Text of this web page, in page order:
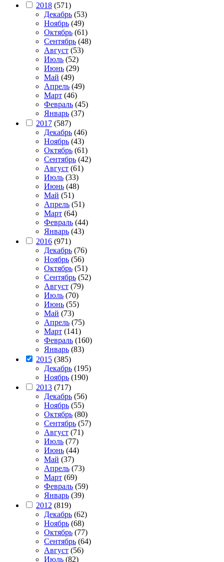
2018 (571)
Декабрь (53)
Ноябрь (49)
Октябрь (61)
Сентябрь (48)
Август (53)
Июль (52)
Июнь (29)
Май (49)
Апрель (49)
Март (46)
Февраль (45)
Январь (37)
2017 (587)
Декабрь (46)
Ноябрь (43)
Октябрь (61)
Сентябрь (42)
Август (61)
Июль (33)
Июнь (48)
Май (51)
Апрель (51)
Март (64)
Февраль (44)
Январь (43)
2016 (971)
Декабрь (76)
Ноябрь (56)
Октябрь (51)
Сентябрь (52)
Август (79)
Июль (70)
Июнь (55)
Май (73)
Апрель (75)
Март (141)
Февраль (160)
Январь (83)
2015 (385)
Декабрь (195)
Ноябрь (190)
2013 (717)
Декабрь (56)
Ноябрь (55)
Октябрь (80)
Сентябрь (57)
Август (71)
Июль (77)
Июнь (44)
Май (37)
Апрель (73)
Март (69)
Февраль (59)
Январь (39)
2012 (819)
Декабрь (62)
Ноябрь (68)
Октябрь (77)
Сентябрь (64)
Август (56)
Июль (82)